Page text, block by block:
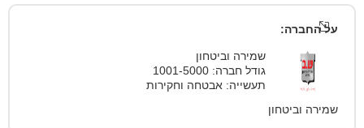
על החברה:
שמירה וביטחון
גודל חברה: 1001-5000
תעשייה: אבטחה וחקירות
שמירה וביטחון